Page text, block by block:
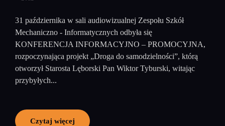
31 października w sali audiowizualnej Zespołu Szkół
Mechaniczno - Informatycznych odbyła się
KONFERENCJA INFORMACYJNO – PROMOCYJNA,
rozpoczynająca projekt „Droga do samodzielności”, którą
otworzył Starosta Lęborski Pan Wiktor Tyburski, witając
przybyłych...
Czytaj więcej